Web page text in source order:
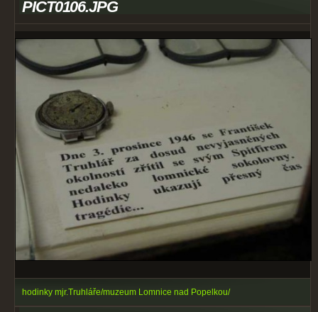
PICT0106.JPG
hodinky mjr.Truhláře/muzeum Lomnice nad Popelkou/